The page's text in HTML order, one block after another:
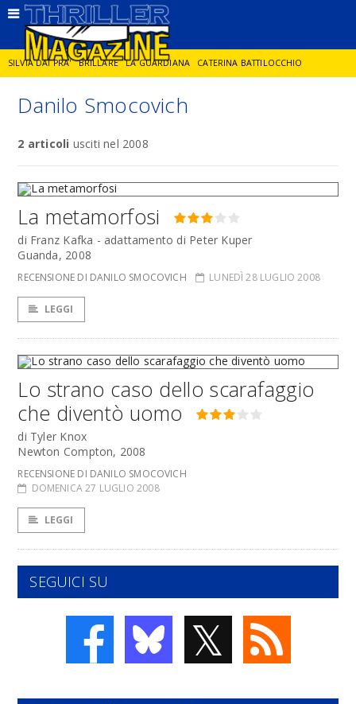
SILVIA DAI PRA' BRILLARE LA GUARDIANA CATERINA BATTILOCCHIO
JORGE DIAZ LA SPIA DELITTO IN CORNICE
Danilo Smocovich
2 articoli usciti nel 2008
La metamorfosi
di Franz Kafka - adattamento di Peter Kuper
Guanda, 2008
RECENSIONE DI DANILO SMOCOVICH LUNEDÌ 28 LUGLIO 2008
LEGGI
Lo strano caso dello scarafaggio
che diventò uomo
di Tyler Knox
Newton Compton, 2008
RECENSIONE DI DANILO SMOCOVICH
DOMENICA 27 LUGLIO 2008
LEGGI
SEGUICI SU
𝕏